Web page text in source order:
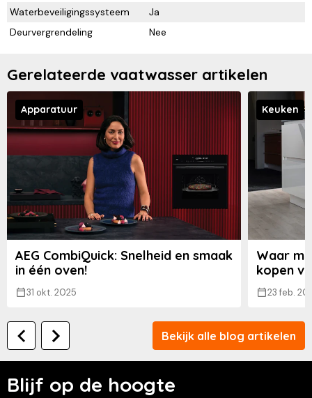
Waterbeveiligingssysteem
Ja
Deurvergrendeling
Nee
Gerelateerde vaatwasser artikelen
Apparatuur
AEG CombiQuick: Snelheid en smaak
in één oven!
31 okt. 2025
Keuken
Waar
kopen
23 feb.
Bekijk alle blog artikelen
Blijf op de hoogte